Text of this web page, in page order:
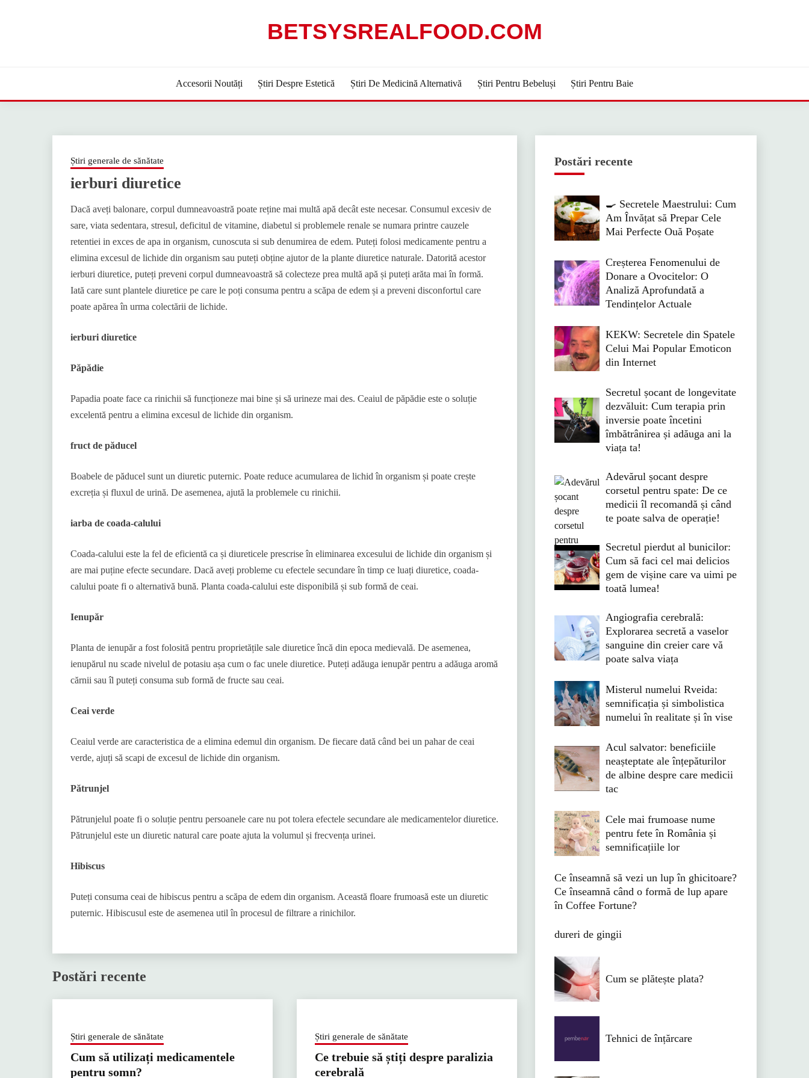
BETSYSREALFOOD.COM
Accesorii Noutăți Știri Despre Estetică Știri De Medicină Alternativă Știri Pentru Bebeluși Știri Pentru Baie
Știri generale de sănătate
ierburi diuretice
Dacă aveți balonare, corpul dumneavoastră poate reține mai multă apă decât este necesar. Consumul excesiv de
sare, viata sedentara, stresul, deficitul de vitamine, diabetul si problemele renale se numara printre cauzele
retentiei in exces de apa in organism, cunoscuta si sub denumirea de edem. Puteți folosi medicamente pentru a
elimina excesul de lichide din organism sau puteți obține ajutor de la plante diuretice naturale. Datorită acestor
ierburi diuretice, puteți preveni corpul dumneavoastră să colecteze prea multă apă și puteți arăta mai în formă.
Iată care sunt plantele diuretice pe care le poți consuma pentru a scăpa de edem și a preveni disconfortul care
poate apărea în urma colectării de lichide.
ierburi diuretice
Păpădie
Papadia poate face ca rinichii să funcționeze mai bine și să urineze mai des. Ceaiul de păpădie este o soluție
excelentă pentru a elimina excesul de lichide din organism.
fruct de păducel
Boabele de păducel sunt un diuretic puternic. Poate reduce acumularea de lichid în organism și poate crește
excreția și fluxul de urină. De asemenea, ajută la problemele cu rinichii.
iarba de coada-calului
Coada-calului este la fel de eficientă ca și diureticele prescrise în eliminarea excesului de lichide din organism și
are mai puține efecte secundare. Dacă aveți probleme cu efectele secundare în timp ce luați diuretice, coada-
calului poate fi o alternativă bună. Planta coada-calului este disponibilă și sub formă de ceai.
Ienupăr
Planta de ienupăr a fost folosită pentru proprietățile sale diuretice încă din epoca medievală. De asemenea,
ienupărul nu scade nivelul de potasiu așa cum o fac unele diuretice. Puteți adăuga ienupăr pentru a adăuga aromă
cărnii sau îl puteți consuma sub formă de fructe sau ceai.
Ceai verde
Ceaiul verde are caracteristica de a elimina edemul din organism. De fiecare dată când bei un pahar de ceai
verde, ajuți să scapi de excesul de lichide din organism.
Pătrunjel
Pătrunjelul poate fi o soluție pentru persoanele care nu pot tolera efectele secundare ale medicamentelor diuretice.
Pătrunjelul este un diuretic natural care poate ajuta la volumul și frecvența urinei.
Hibiscus
Puteți consuma ceai de hibiscus pentru a scăpa de edem din organism. Această floare frumoasă este un diuretic
puternic. Hibiscusul este de asemenea util în procesul de filtrare a rinichilor.
Postări recente
Știri generale de sănătate
Cum să utilizați medicamentele
pentru somn?
Știri generale de sănătate
Ce trebuie să știți despre paralizia
cerebrală
Postări recente
🍳 Secretele Maestrului: Cum
Am Învățat să Prepar Cele
Mai Perfecte Ouă Poșate
Creșterea Fenomenului de
Donare a Ovocitelor: O
Analiză Aprofundată a
Tendințelor Actuale
KEKW: Secretele din Spatele
Celui Mai Popular Emoticon
din Internet
Secretul șocant de longevitate
dezvăluit: Cum terapia prin
inversie poate încetini
îmbătrânirea și adăuga ani la
viața ta!
Adevărul șocant despre
corsetul pentru spate: De ce
medicii îl recomandă și când
te poate salva de operație!
Secretul pierdut al bunicilor:
Cum să faci cel mai delicios
gem de vișine care va uimi pe
toată lumea!
Angiografia cerebrală:
Explorarea secretă a vaselor
sanguine din creier care vă
poate salva viața
Misterul numelui Rveida:
semnificația și simbolistica
numelui în realitate și în vise
Acul salvator: beneficiile
neașteptate ale înțepăturilor
de albine despre care medicii
tac
Cele mai frumoase nume
pentru fete în România și
semnificațiile lor
Ce înseamnă să vezi un lup în ghicitoare?
Ce înseamnă când o formă de lup apare
în Coffee Fortune?
dureri de gingii
Cum se plătește plata?
Tehnici de înțărcare